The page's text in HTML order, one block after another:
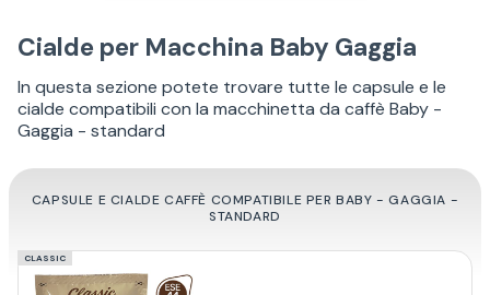
Cialde per Macchina Baby Gaggia
In questa sezione potete trovare tutte le capsule e le
cialde compatibili con la macchinetta da caffè Baby -
Gaggia - standard
CAPSULE E CIALDE CAFFÈ COMPATIBILE PER BABY - GAGGIA -
STANDARD
CLASSIC